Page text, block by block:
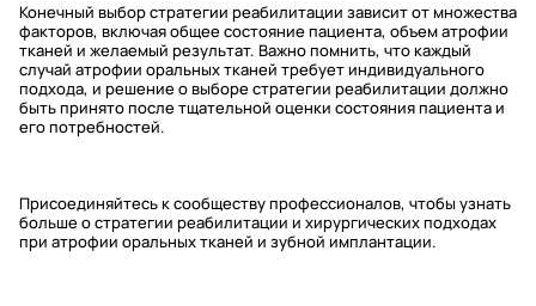
Конечный выбор стратегии реабилитации зависит от множества
факторов, включая общее состояние пациента, объем атрофии
тканей и желаемый результат. Важно помнить, что каждый
случай атрофии оральных тканей требует индивидуального
подхода, и решение о выборе стратегии реабилитации должно
быть принято после тщательной оценки состояния пациента и
его потребностей.
Присоединяйтесь к сообществу профессионалов, чтобы узнать
больше о стратегии реабилитации и хирургических подходах
при атрофии оральных тканей и зубной имплантации.